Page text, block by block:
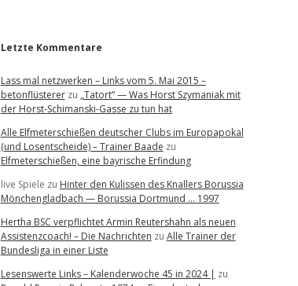
Letzte Kommentare
Lass mal netzwerken – Links vom 5. Mai 2015 –
betonflüstererzu „Tatort“ — Was Horst Szymaniak mit
der Horst-Schimanski-Gasse zu tun hat
Alle Elfmeterschießen deutscher Clubs im Europapokal
(und Losentscheide) – Trainer Baade zu
Elfmeterschießen, eine bayrische Erfindung
live Spiele zu Hinter den Kulissen des Knallers Borussia
Mönchengladbach — Borussia Dortmund … 1997
Hertha BSC verpflichtet Armin Reutershahn als neuen
Assistenzcoach! – Die Nachrichten zu Alle Trainer der
Bundesliga in einer Liste
Lesenswerte Links – Kalenderwoche 45 in 2024 | zu